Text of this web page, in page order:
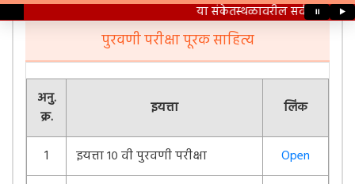
या संकेतस्थळावरील सर्व ⏸ ▶
पुरवणी परीक्षा पूरक साहित्य
अनु.
क्र.
इयत्ता लिंक
1 इयत्ता १० वी पुरवणी परीक्षा
Open